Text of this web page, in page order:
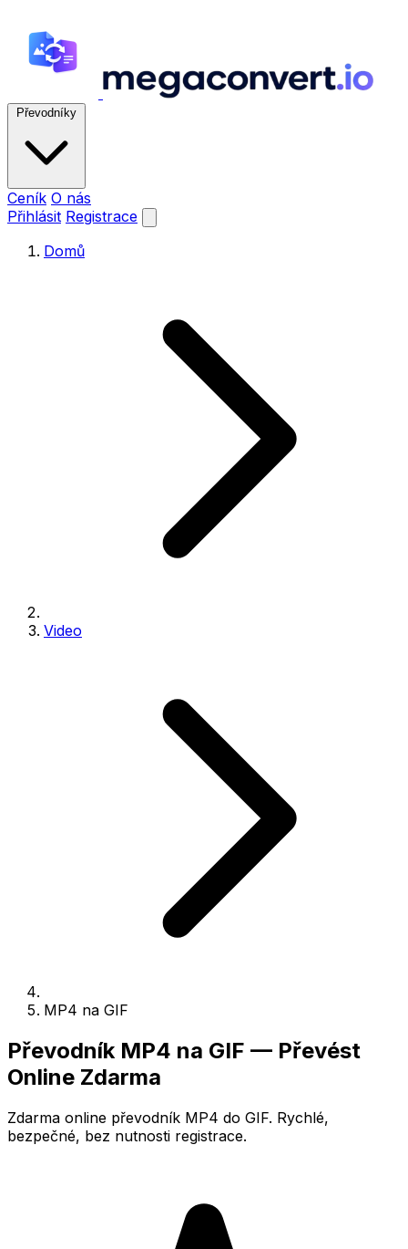
Převodníky
Ceník O nás
Přihlásit Registrace
Domů
Video
MP4 na GIF
Převodník MP4 na GIF — Převést
Online Zdarma
Zdarma online převodník MP4 do GIF. Rychlé,
bezpečné, bez nutnosti registrace.